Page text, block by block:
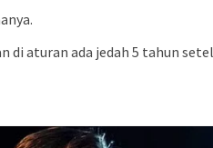
aturan ada jedah 5 tahun